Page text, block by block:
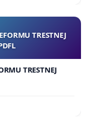
TRESTNEJ
TRESTNEJ